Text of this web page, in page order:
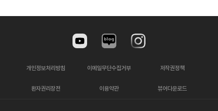
개인정보처리방침 이메일무단수집거부 저작권정책
환자권리장전 이용약관 뷰어다운로드